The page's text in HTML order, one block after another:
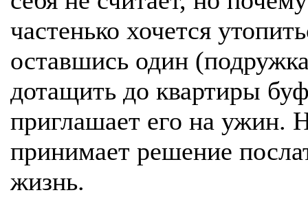
частенько хочется
оставшись один
дотащить до квартиры
приглашает его на ужин.
принимает решение
жизнь.